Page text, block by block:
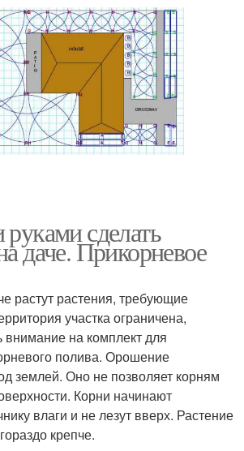
сделать
даче. Прикорневое
растут растения, требующие
участка ограничена,
внимание на комплект для
полива. Орошение
землей. Оно не позволяет корням
Корни начинают
влаги и не лезут вверх. Растение
крепче.